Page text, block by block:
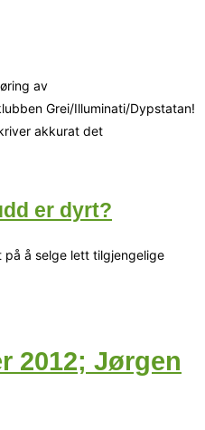
av
Grei/Illuminati/Dypstatan!
akkurat det
er dyrt?
på å selge lett tilgjengelige
2012; Jørgen